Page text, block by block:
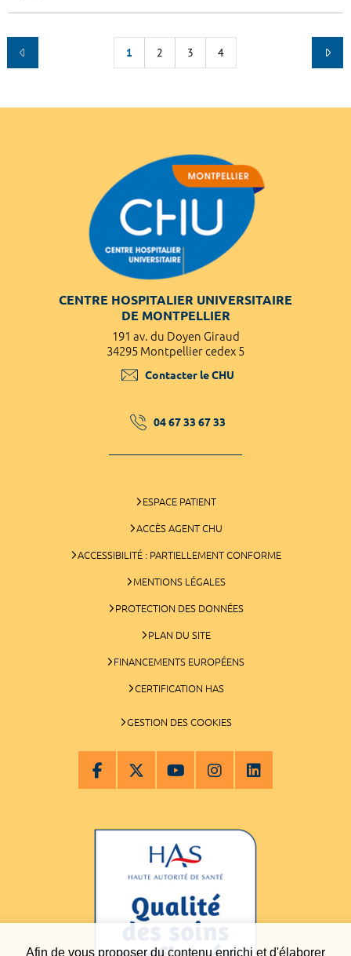
Afin de vous proposer du contenu enrichi et d'élaborer
1 2 3 4
CENTRE HOSPITALIER UNIVERSITAIRE
DE MONTPELLIER
191 av. du Doyen Giraud
34295 Montpellier cedex 5
Contacter le CHU
04 67 33 67 33
ESPACE PATIENT
ACCÈS AGENT CHU
ACCESSIBILITÉ : PARTIELLEMENT CONFORME
MENTIONS LÉGALES
PROTECTION DES DONNÉES
PLAN DU SITE
FINANCEMENTS EUROPÉENS
CERTIFICATION HAS
GESTION DES COOKIES